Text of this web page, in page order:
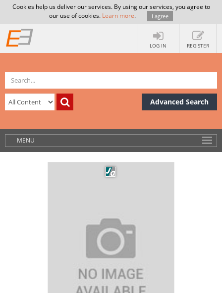
Cookies help us deliver our services. By using our services, you agree to
our use of cookies. Learn more. I agree
LOG IN REGISTER
Advanced Search
MENU